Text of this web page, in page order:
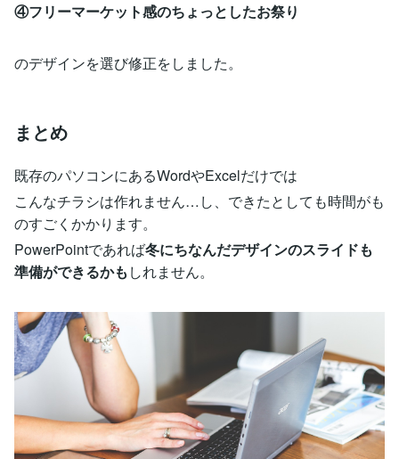
④フリーマーケット感のちょっとしたお祭り
のデザインを選び修正をしました。
まとめ
既存のパソコンにあるWordやExcelだけでは
こんなチラシは作れません…し、できたとしても時間がも
のすごくかかります。
PowerPointであれば冬にちなんだデザインのスライドも
準備ができるかも しれません。